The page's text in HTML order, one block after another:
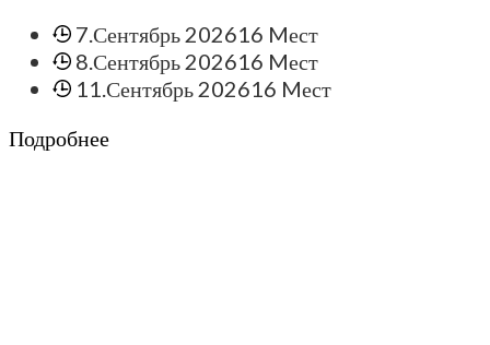
7.Сентябрь 202616 Mест
8.Сентябрь 202616 Mест
11.Сентябрь 202616 Mест
Подробнее